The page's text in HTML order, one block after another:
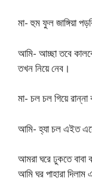
মা- হুম ফুল জাঙ্গিয়া
আমি- আচ্ছা তবে
তখন নিয়ে নেব।
মা- চল চল গিয়ে
আমি- হ্যা চল এইত
আমরা ঘরে ঢুকতে বাবা
আমি ঘর পাহারা